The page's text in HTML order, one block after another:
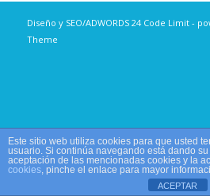
Diseño y SEO/ADWORDS24 Code Limit-
Theme
Este sitio web utiliza cookies para que usted
usuario. Si continúa navegando está dando
aceptación de las mencionadas cookies y la
cookies, pinche el enlace para mayor
ACEPTAR